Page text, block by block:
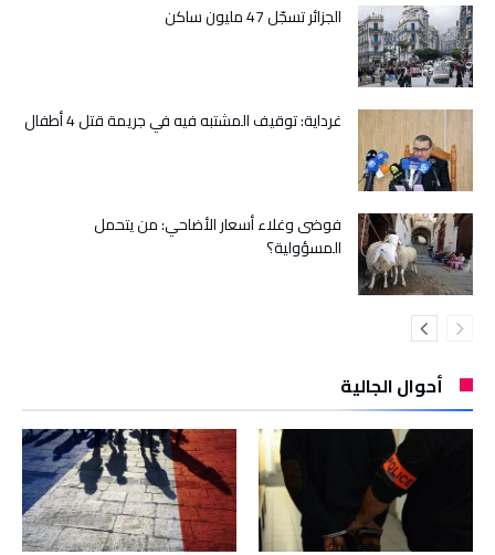
الجزائر تسجّل 47 مليون ساكن
غرداية: توقيف المشتبه فيه في جريمة قتل 4 أطفال
فوضى وغلاء أسعار الأضاحي: من يتحمل
المسؤولية؟
أحوال الجالية